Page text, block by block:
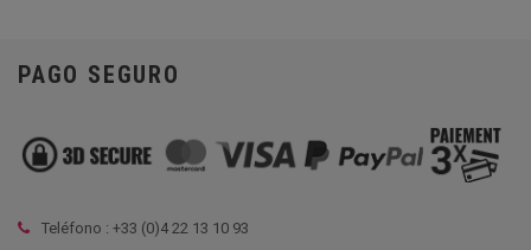
PAGO SEGURO
Teléfono : +33 (0)4 22 13 10 93